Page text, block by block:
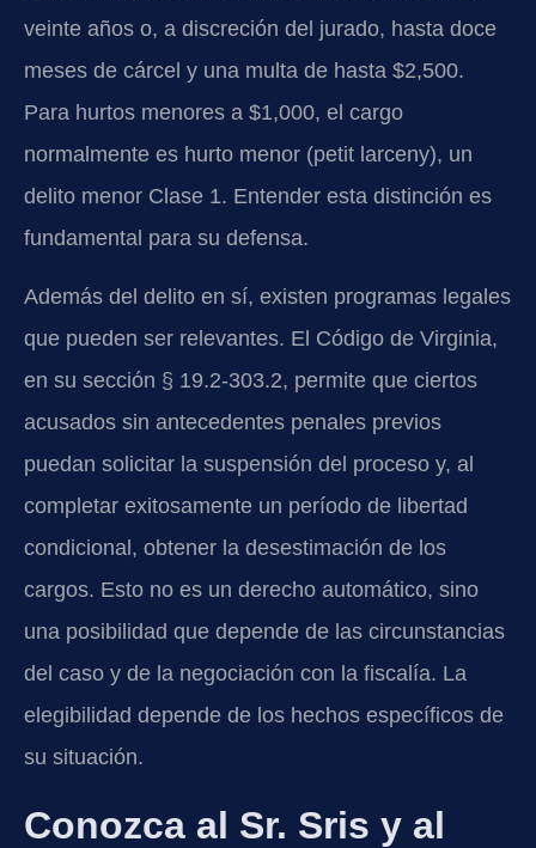
veinte años o, a discreción del jurado, hasta doce
meses de cárcel y una multa de hasta $2,500.
Para hurtos menores a $1,000, el cargo
normalmente es hurto menor (petit larceny), un
delito menor Clase 1. Entender esta distinción es
fundamental para su defensa.
Además del delito en sí, existen programas legales
que pueden ser relevantes. El Código de Virginia,
en su sección § 19.2-303.2, permite que ciertos
acusados sin antecedentes penales previos
puedan solicitar la suspensión del proceso y, al
completar exitosamente un período de libertad
condicional, obtener la desestimación de los
cargos. Esto no es un derecho automático, sino
una posibilidad que depende de las circunstancias
del caso y de la negociación con la fiscalía. La
elegibilidad depende de los hechos específicos de
su situación.
Conozca al Sr. Sris y al